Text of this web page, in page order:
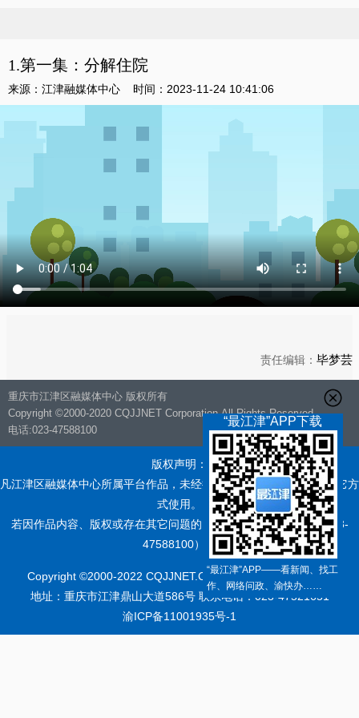
1.第一集：分解住院
来源：江津融媒体中心 时间： 2023-11-24 10:41:06
责任编辑： 毕梦芸
重庆市江津区融媒体中心 版权所有
Copyright ©2000-2020 CQJJNET Corporation,All Rights Reserved.
电话:023-47588100
版权声明：
凡江津区融媒体中心所属平台作品，未经授权不得转载、摘编或以其它方
式使用。
若因作品内容、版权或存在其它问题的，请直接与本中心联系（023-
47588100）。
Copyright ©2000-2022 CQJJNET.COM, All Rights Reserved.
地址：重庆市江津鼎山大道586号 联系电话：023-47521651
渝ICP备11001935号-1
“最江津”APP下载
“最江津”APP——看新闻、找工
作、网络问政、渝快办……